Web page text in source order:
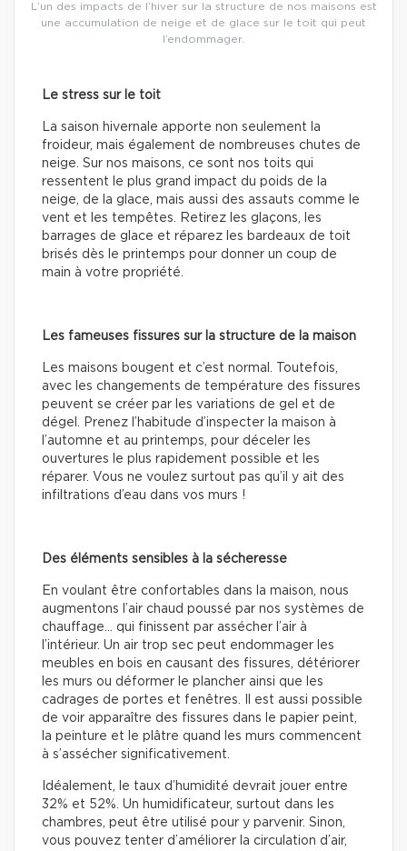
L’un des impacts de l’hiver sur la structure de nos maisons est
une accumulation de neige et de glace sur le toit qui peut
l’endommager.
Le stress sur le toit
La saison hivernale apporte non seulement la
froideur, mais également de nombreuses chutes de
neige. Sur nos maisons, ce sont nos toits qui
ressentent le plus grand impact du poids de la
neige, de la glace, mais aussi des assauts comme le
vent et les tempêtes. Retirez les glaçons, les
barrages de glace et réparez les bardeaux de toit
brisés dès le printemps pour donner un coup de
main à votre propriété.
Les fameuses fissures sur la structure de la maison
Les maisons bougent et c’est normal. Toutefois,
avec les changements de température des fissures
peuvent se créer par les variations de gel et de
dégel. Prenez l’habitude d’inspecter la maison à
l’automne et au printemps, pour déceler les
ouvertures le plus rapidement possible et les
réparer. Vous ne voulez surtout pas qu’il y ait des
infiltrations d’eau dans vos murs !
Des éléments sensibles à la sécheresse
En voulant être confortables dans la maison, nous
augmentons l’air chaud poussé par nos systèmes de
chauffage… qui finissent par assécher l’air à
l’intérieur. Un air trop sec peut endommager les
meubles en bois en causant des fissures, détériorer
les murs ou déformer le plancher ainsi que les
cadrages de portes et fenêtres. Il est aussi possible
de voir apparaître des fissures dans le papier peint,
la peinture et le plâtre quand les murs commencent
à s’assécher significativement.
Idéalement, le taux d’humidité devrait jouer entre
32% et 52%. Un humidificateur, surtout dans les
chambres, peut être utilisé pour y parvenir. Sinon,
vous pouvez tenter d’améliorer la circulation d’air,